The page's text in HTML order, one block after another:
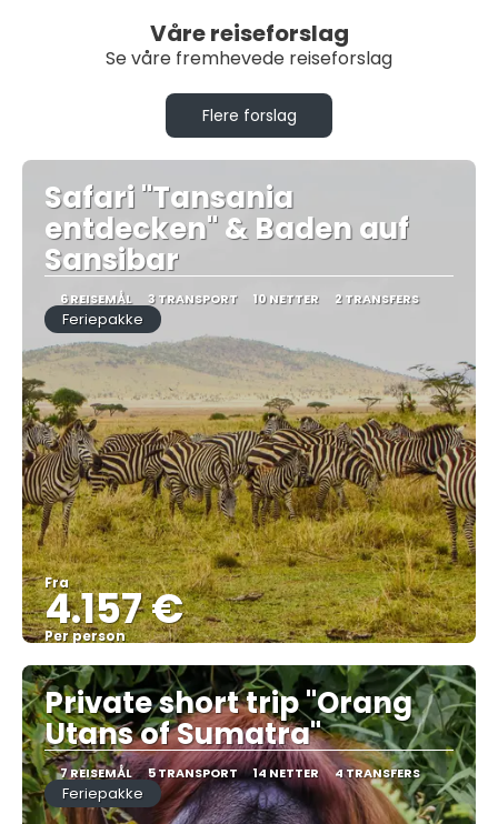
Våre reiseforslag
Se våre fremhevede reiseforslag
Flere forslag
Safari "Tansania
entdecken" & Baden auf
Sansibar
6 REISEMÅL 3 TRANSPORT 10 NETTER 2 TRANSFERS
Feriepakke
Fra
4.157 €
Per person
Se
Private short trip "Orang
Utans of Sumatra"
7 REISEMÅL 5 TRANSPORT 14 NETTER 4 TRANSFERS
Feriepakke